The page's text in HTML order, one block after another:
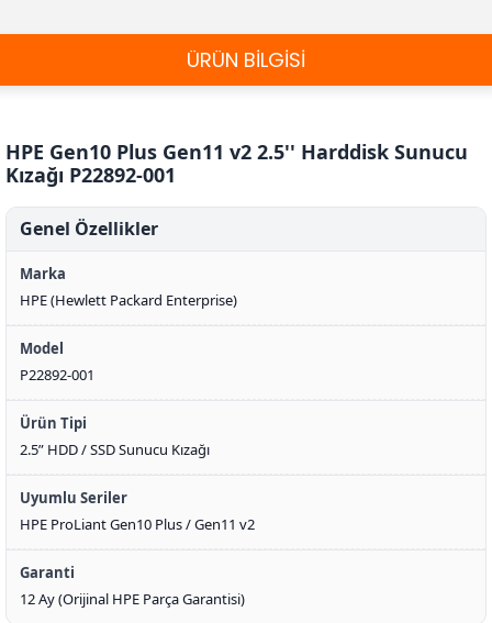
ÜRÜN BİLGİSİ
HPE Gen10 Plus Gen11 v2 2.5'' Harddisk Sunucu
Kızağı P22892-001
Genel Özellikler
Marka
HPE (Hewlett Packard Enterprise)
Model
P22892-001
Ürün Tipi
2.5” HDD / SSD Sunucu Kızağı
Uyumlu Seriler
HPE ProLiant Gen10 Plus / Gen11 v2
Garanti
12 Ay (Orijinal HPE Parça Garantisi)